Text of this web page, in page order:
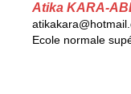
Atika KARA-
Ecole normale